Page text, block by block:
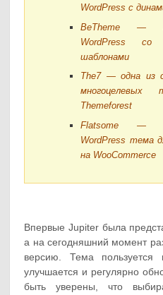
WordPress с
BeTheme —
WordPress со
шаблонами
The7 — одна из
Themeforest
Flatsome —
WordPress тема
на WooCommerce
Впервые Jupiter была
а на сегодняшний момент
версию. Тема пользуется
улучшается и регулярно
быть уверены, что